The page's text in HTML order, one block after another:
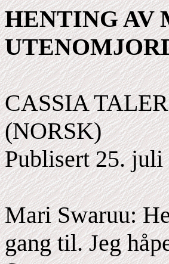
HENTING AV
CASSIA
(NORSK)
Publisert 25.
Mari Swaruu:
gang til. Jeg